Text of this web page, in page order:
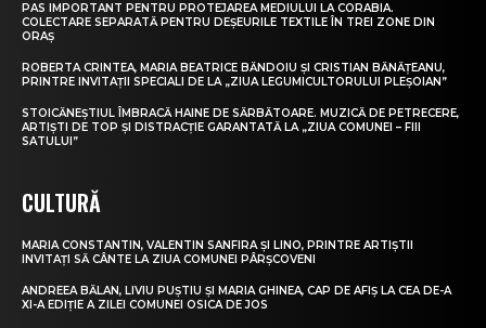
PAS IMPORTANT PENTRU PROTEJAREA MEDIULUI LA CORABIA.
COLECTARE SEPARATĂ PENTRU DEȘEURILE TEXTILE ÎN TREI ZONE DIN
ORAȘ
ROBERTA CRINTEA, MARIA BEATRICE BĂNDOIU ȘI CRISTIAN BĂNĂȚEANU,
PRINTRE INVITAȚII SPECIALI DE LA „ZIUA LEGUMICULTORULUI PLEȘOIAN”
STOICĂNEȘTIUL ÎMBRACĂ HAINE DE SĂRBĂTOARE. MUZICĂ DE PETRECERE,
ARTIȘTI DE TOP ȘI DISTRACȚIE GARANTATĂ LA „ZIUA COMUNEI – FIII
SATULUI”
CULTURĂ
MARIA CONSTANTIN, VALENTIN SANFIRA ȘI LINO, PRINTRE ARTIȘTII
INVITAȚI SĂ CÂNTE LA ZIUA COMUNEI PÂRȘCOVENI
ANDREEA BĂLAN, LIVIU PUȘTIU ȘI MARIA GHINEA, CAP DE AFIȘ LA CEA DE-A
XI-A EDIȚIE A ZILEI COMUNEI OSICA DE JOS